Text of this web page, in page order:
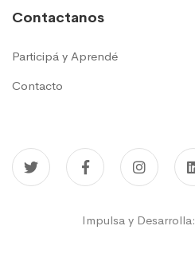
Contactanos
Participá y Aprendé
Contacto
Impulsa y Desarrolla: